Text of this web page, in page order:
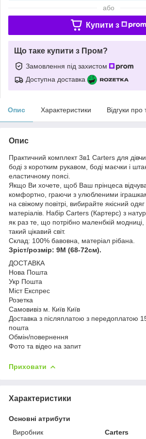
або
Купити з
Що таке купити з Пром?
Замовлення під захистом
Доступна доставка
Опис Характеристики Відгуки про
Опис
Практичний комплект 3в1 Carters для
боді з коротким рукавом, боді маєчки і
еластичному поясі.
Якщо Ви хочете, щоб Ваш прінцеса
комфортно, граючи з улюбленими
на свіжому повітрі, вибирайте якісний
матеріалів. Набір Carters (Картерс) з
як раз те, що потрібно маленбкій модниці,
такий цікавий світ.
Склад: 100% бавовна, матеріал рібана.
Зріст/розмір: 9М (68-72см). ​
ДОСТАВКА
Нова Пошта
Укр Пошта
Міст Експрес
Розетка
Самовивіз м. Київ Київ
Доставка з післяплатою з передоплатою
пошта
Обмін/повернення
Фото та відео на запит
Приховати
Характеристики
Основні атрибути
Виробник
Carters